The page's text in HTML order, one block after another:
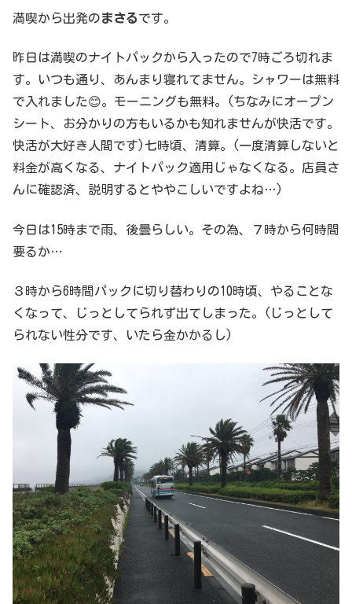
満喫から出発のまさるです。
昨日は満喫のナイトパックから入ったので7時ごろ切れま
す。いつも通り、あんまり寝れてません。シャワーは無料
で入れました😊。モーニングも無料。(ちなみにオープン
シート、お分かりの方もいるかも知れませんが快活です。
快活が大好き人間です)七時頃、清算。(一度清算しないと
料金が高くなる、ナイトパック適用じゃなくなる。店員さ
んに確認済、説明するとややこしいですよね…)
今日は15時まで雨、後曇らしい。その為、７時から何時間
要るか…
３時から6時間パックに切り替わりの10時頃、やることな
くなって、じっとしてられず出てしまった。(じっとして
られない性分です、いたら金かかるし)